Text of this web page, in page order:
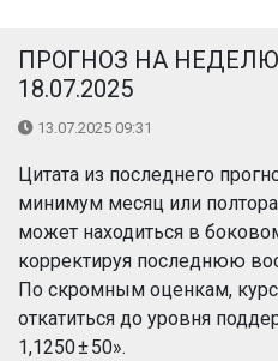
ПРОГНОЗ НА
18.07.2025
13.07.2025 09:31
Цитата из последнего
минимум месяц или
может находиться в
корректируя последнюю
По скромным оценкам,
откатиться до уровня
1,1250 ± 50».